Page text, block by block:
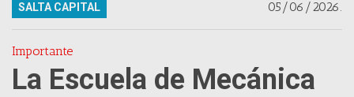
05/06/2026.
SALTA CAPITAL
Importante
La Escuela de Mecánica